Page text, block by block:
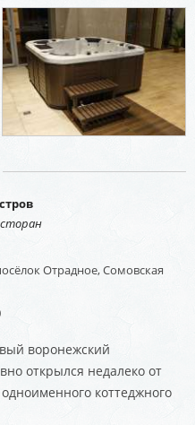
Отрадное, Сомовская
воронежский
открылся недалеко от
коттеджного